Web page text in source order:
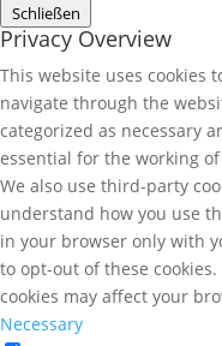
Schließen
Privacy Overview
This website uses cookies
navigate through the
categorized as necessary
essential for the working
We also use third-party
understand how you use
in your browser only with
to opt-out of these
cookies may affect your
Necessary